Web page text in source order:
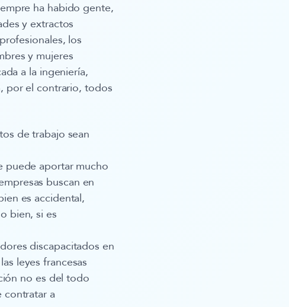
ha habido gente,
y extractos
los
y mujeres
a la ingeniería,
por el contrario, todos
de trabajo sean
puede aportar mucho
buscan en
es accidental,
bien, si es
discapacitados en
leyes francesas
no es del todo
contratar a